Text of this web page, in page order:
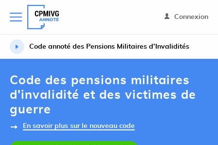
Connexion
Code annoté des Pensions Militaires d’Invalidités
Code des pensions militaires
d'invalidité et des victimes de
guerre
En savoir plus sur le nouveau code